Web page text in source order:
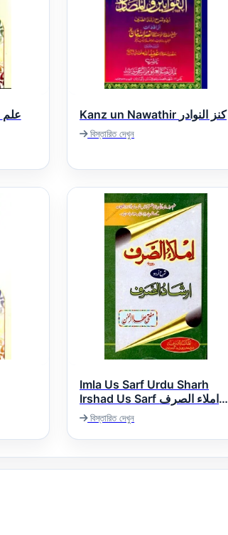
Kanz un Nawathir کنز النوادر
বিস্তারিত দেখুন
Imla Us Sarf Urdu Sharh
Irshad Us Sarf املاء الصرف
اردو شرح ارشاد الصرف
বিস্তারিত দেখুন